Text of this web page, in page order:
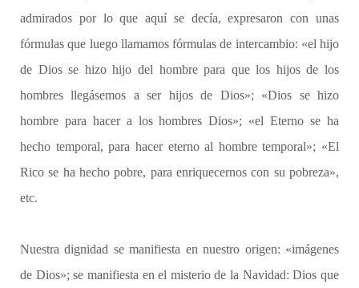
admirados por lo que aquí se decía, expresaron con unas
fórmulas que luego llamamos fórmulas de intercambio: «el hijo
de Dios se hizo hijo del hombre para que los hijos de los
hombres llegásemos a ser hijos de Dios»; «Dios se hizo
hombre para hacer a los hombres Dios»; «el Eterno se ha
hecho temporal, para hacer eterno al hombre temporal»; «El
Rico se ha hecho pobre, para enriquecernos con su pobreza»,
etc.
Nuestra dignidad se manifiesta en nuestro origen: «imágenes
de Dios»; se manifiesta en el misterio de la Navidad: Dios que